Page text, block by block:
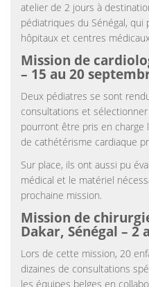
atelier de 2 jours à
pédiatriques du Sénégal,
hôpitaux et centres
Mission de
– 15 au 20
Deux pédiatres se sont
consultations et
pourront être pris en charge
de cathétérisme cardiaque
Sur place, ils ont aussi pu
médical et le matériel
prochaine mission.
Mission de
Dakar, Sénégal – 2
Lors de cette mission, 20
dizaines de consultations
les équipes belges en